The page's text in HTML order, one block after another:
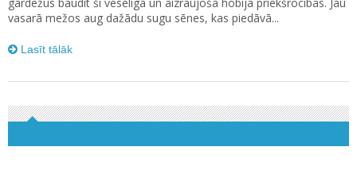
vasarā mežos aug dažādu sugu sēnes, kas piedāvā...
Lasīt tālāk